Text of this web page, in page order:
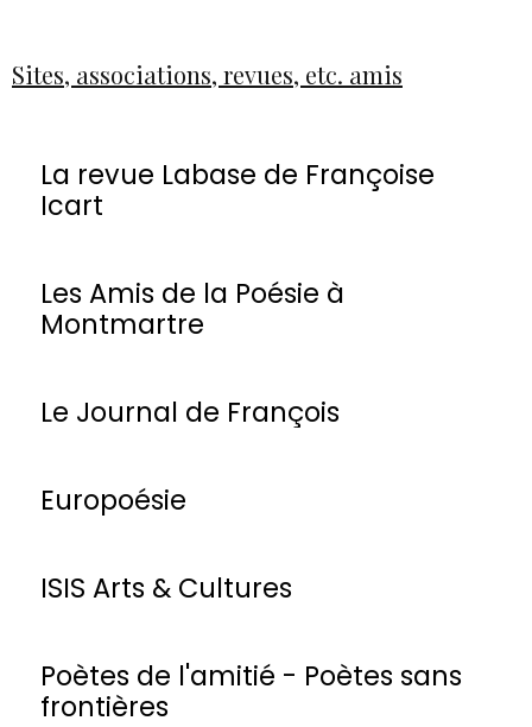
Sites, associations, revues, etc. amis
La revue Labase de Françoise
Icart
Les Amis de la Poésie à
Montmartre
Le Journal de François
Europoésie
ISIS Arts & Cultures
Poètes de l'amitié - Poètes sans
frontières